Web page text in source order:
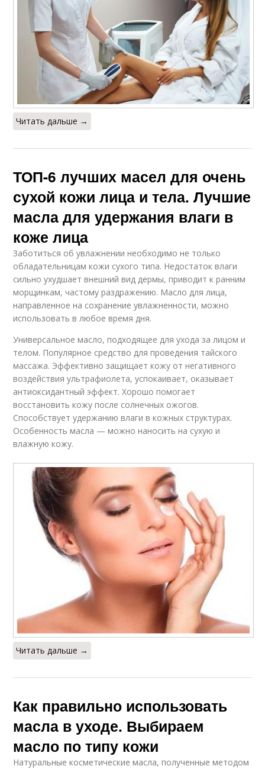
Читать дальше →
ТОП-6 лучших масел для очень
сухой кожи лица и тела. Лучшие
масла для удержания влаги в
коже лица
Заботиться об увлажнении необходимо не только
обладательницам кожи сухого типа. Недостаток влаги
сильно ухудшает внешний вид дермы, приводит к ранним
морщинкам, частому раздражению. Масло для лица,
направленное на сохранение увлажненности, можно
использовать в любое время дня.
Универсальное масло, подходящее для ухода за лицом и
телом. Популярное средство для проведения тайского
массажа. Эффективно защищает кожу от негативного
воздействия ультрафиолета, успокаивает, оказывает
антиоксидантный эффект. Хорошо помогает
восстановить кожу после солнечных ожогов.
Способствует удержанию влаги в кожных структурах.
Особенность масла — можно наносить на сухую и
влажную кожу.
Читать дальше →
Как правильно использовать
масла в уходе. Выбираем
масло по типу кожи
Натуральные косметические масла, полученные методом